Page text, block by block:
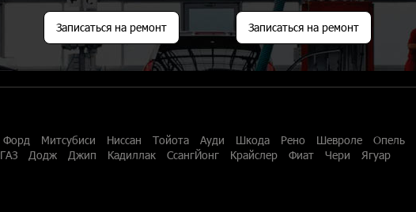
Записаться на ремонт Записаться на ремонт
Форд Митсубиси Ниссан Тойота Ауди Шкода Рено Шевроле Опель
ГАЗ Додж Джип Кадиллак СсангЙонг Крайслер Фиат Чери Ягуар